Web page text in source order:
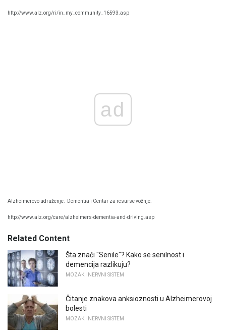
http://www.alz.org/ri/in_my_community_16593.asp
ad
Alzheimerovo udruženje. Dementia i Centar za resurse vožnje.
http://www.alz.org/care/alzheimers-dementia-and-driving.asp
Related Content
Šta znači "Senile"? Kako se senilnost i
demencija razlikuju?
MOZAK I NERVNI SISTEM
Čitanje znakova anksioznosti u Alzheimerovoj
bolesti
MOZAK I NERVNI SISTEM